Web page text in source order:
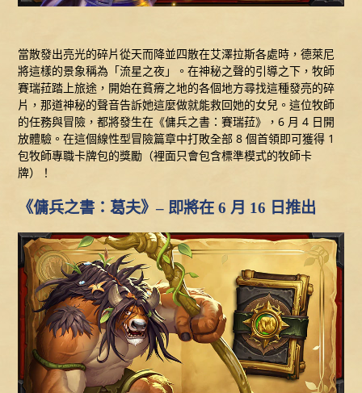
當散發出亮光的碎片從天而降並四散在艾澤拉斯各處時，德萊尼
將這樣的景象稱為「流星之夜」。在神秘之聲的引導之下，牧師
賽瑞菈踏上旅途，開始在貧瘠之地的各個地方尋找這種發亮的碎
片，那道神秘的聲音告訴她這麼做就能救回她的女兒。這位牧師
的任務與冒險，都將發生在《傭兵之書：賽瑞菈》，6 月 4 日開
放體驗。在這個線性型冒險篇章中打敗全部 8 個首領即可獲得 1
包牧師專職卡牌包的獎勵（裡面只會包含標準模式的牧師卡
牌）！
《傭兵之書：葛夫》– 即將在 6 月 16 日推出